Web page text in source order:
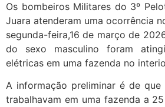
Os bombeiros Militares do 3º
Juara atenderam uma ocorrência
segunda-feira,16 de março de
do sexo masculino foram
elétricas em uma fazenda no
A informação preliminar é de
trabalhavam em uma fazenda a